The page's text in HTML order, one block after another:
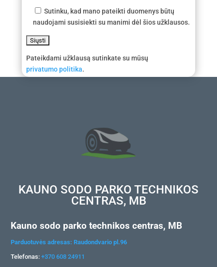
Sutinku, kad mano pateikti duomenys būtų
naudojami susisiekti su manimi dėl šios užklausos.
Pateikdami užklausą sutinkate su mūsų
privatumo politika.
KAUNO SODO PARKO TECHNIKOS
CENTRAS, MB
Kauno sodo parko technikos centras, MB
Parduotuvės adresas: Raudondvario pl.96
Telefonas:+370 608 24911